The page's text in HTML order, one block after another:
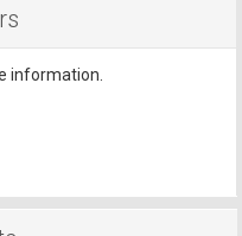
information.